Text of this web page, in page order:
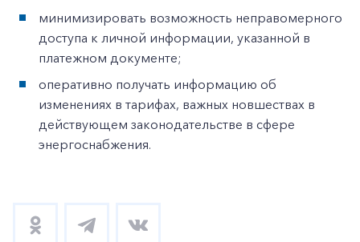
минимизировать возможность неправомерного
доступа к личной информации, указанной в
платежном документе;
оперативно получать информацию об
изменениях в тарифах, важных новшествах в
действующем законодательстве в сфере
энергоснабжения.